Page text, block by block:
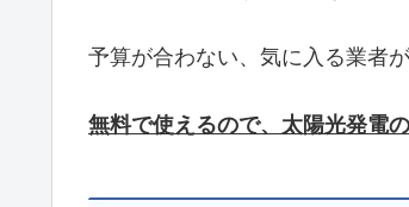
予算が合わない、気に入る業者
無料で使えるので、太陽光発電